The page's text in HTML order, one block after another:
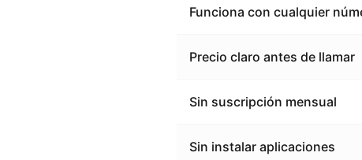
Funciona con cualquier
Precio claro antes de llamar
Sin suscripción mensual
Sin instalar aplicaciones